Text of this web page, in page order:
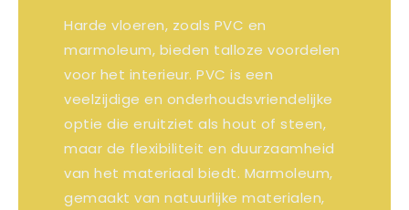
Harde vloeren, zoals PVC en
marmoleum, bieden talloze voordelen
voor het interieur. PVC is een
veelzijdige en onderhoudsvriendelijke
optie die eruitziet als hout of steen,
maar de flexibiliteit en duurzaamheid
van het materiaal biedt. Marmoleum,
gemaakt van natuurlijke materialen,